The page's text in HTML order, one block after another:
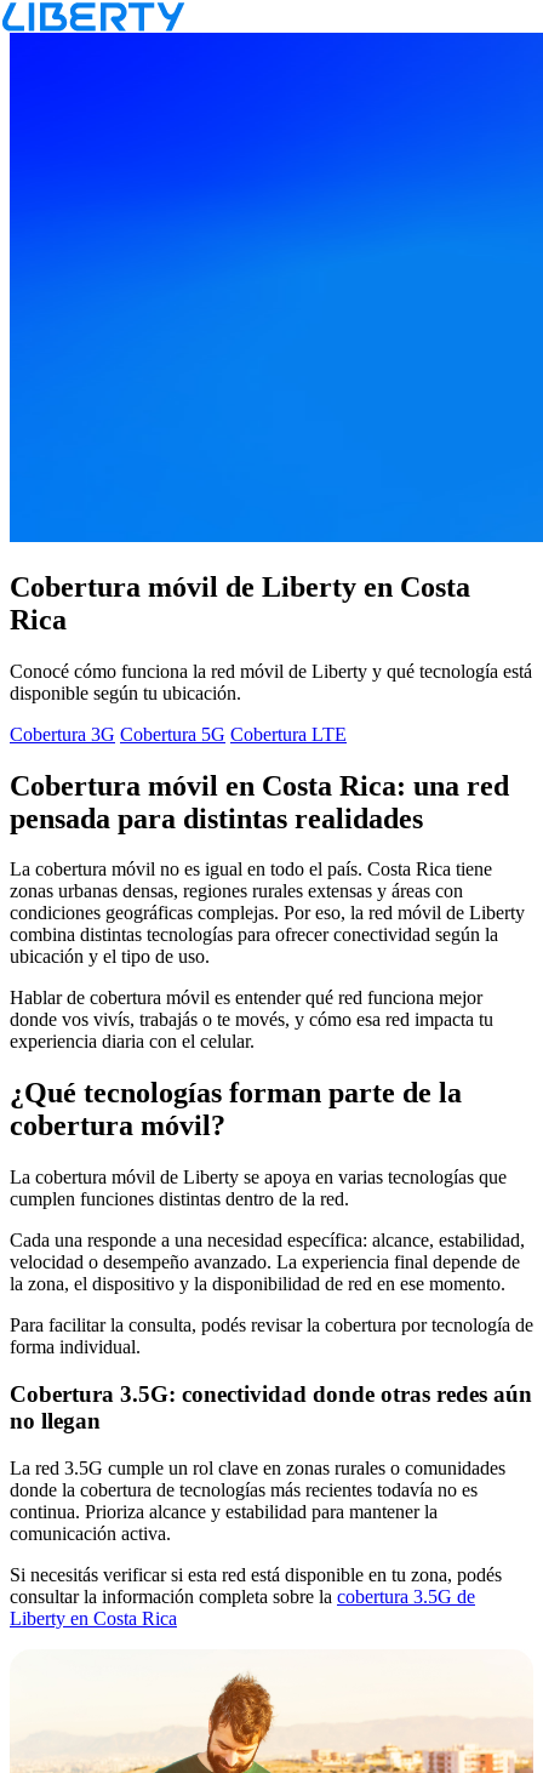
Inicio movil cobertura
Cobertura móvil de Liberty en Costa
Rica
Conocé cómo funciona la red móvil de Liberty y qué tecnología está
disponible según tu ubicación.
Cobertura 3G Cobertura 5G Cobertura LTE
Cobertura móvil en Costa Rica: una red
pensada para distintas realidades
La cobertura móvil no es igual en todo el país. Costa Rica tiene
zonas urbanas densas, regiones rurales extensas y áreas con
condiciones geográficas complejas. Por eso, la red móvil de Liberty
combina distintas tecnologías para ofrecer conectividad según la
ubicación y el tipo de uso.
Hablar de cobertura móvil es entender qué red funciona mejor
donde vos vivís, trabajás o te movés, y cómo esa red impacta tu
experiencia diaria con el celular.
¿Qué tecnologías forman parte de la
cobertura móvil?
La cobertura móvil de Liberty se apoya en varias tecnologías que
cumplen funciones distintas dentro de la red.
Cada una responde a una necesidad específica: alcance, estabilidad,
velocidad o desempeño avanzado. La experiencia final depende de
la zona, el dispositivo y la disponibilidad de red en ese momento.
Para facilitar la consulta, podés revisar la cobertura por tecnología de
forma individual.
Cobertura 3.5G: conectividad donde otras redes aún
no llegan
La red 3.5G cumple un rol clave en zonas rurales o comunidades
donde la cobertura de tecnologías más recientes todavía no es
continua. Prioriza alcance y estabilidad para mantener la
comunicación activa.
Si necesitás verificar si esta red está disponible en tu zona, podés
consultar la información completa sobre la cobertura 3.5G de
Liberty en Costa Rica